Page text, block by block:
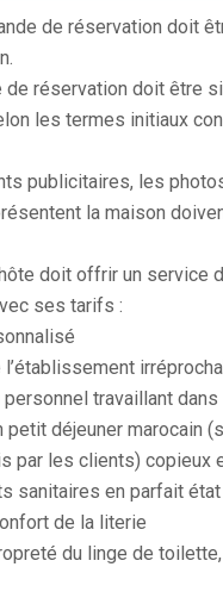
de réservation doit
de réservation doit être
les termes initiaux
publicitaires, les
la maison
doit offrir un service
ses tarifs :
l’établissement
personnel travaillant
petit déjeuner marocain
par les clients) copieux
sanitaires en parfait
de la literie
du linge de